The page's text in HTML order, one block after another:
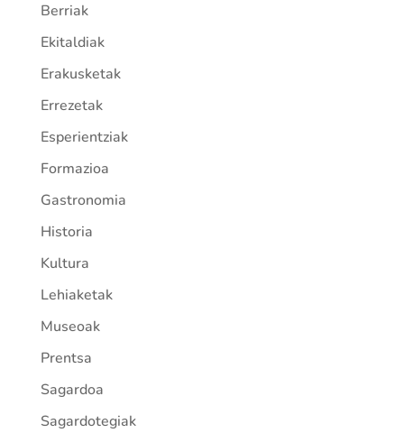
Berriak
Ekitaldiak
Erakusketak
Errezetak
Esperientziak
Formazioa
Gastronomia
Historia
Kultura
Lehiaketak
Museoak
Prentsa
Sagardoa
Sagardotegiak